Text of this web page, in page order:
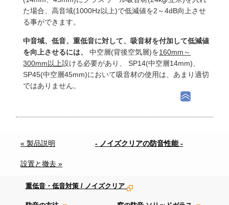
た場合、高音域(1000Hz以上)で低減値を2～4dB向上させ
る事ができます。
中音域、低音、重低音に対して、吸音材を付加して低減値
を向上させるには、
中空層(背後空気層)を160mm～
300mm以上設ける必要があり、 SP14(中空層14mm)、
SP45(中空層45mm)において吸音材の使用は、あまり適切
ではありません。
« 製品説明 - ノイズクリアの防音性能 -
設置と撤去 »
重低音・低音対策 / ノイズクリア